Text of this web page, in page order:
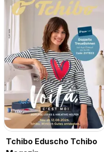
Tchibo Eduscho Tchibo